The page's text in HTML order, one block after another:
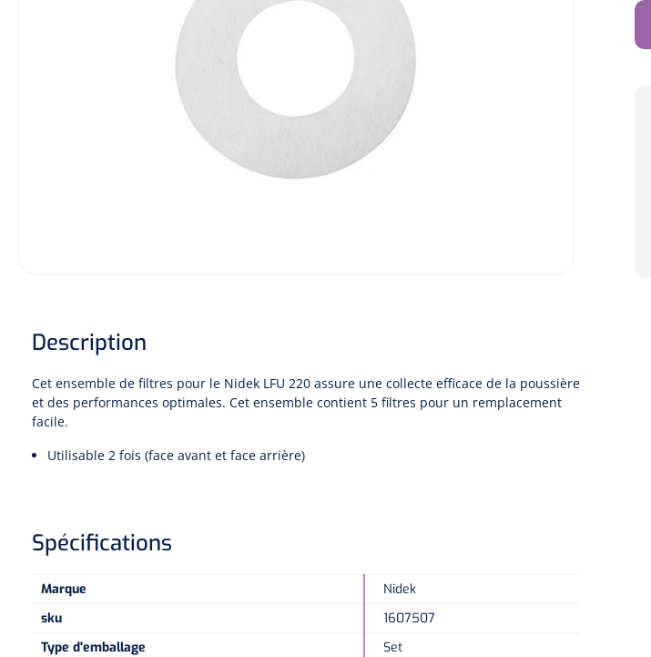
Description
Cet ensemble de filtres pour le Nidek LFU 220 assure une collecte efficace de la poussière
et des performances optimales. Cet ensemble contient 5 filtres pour un remplacement
facile.
Utilisable 2 fois (face avant et face arrière)
Spécifications
Marque
Nidek
sku
1607507
Type d'emballage
Set